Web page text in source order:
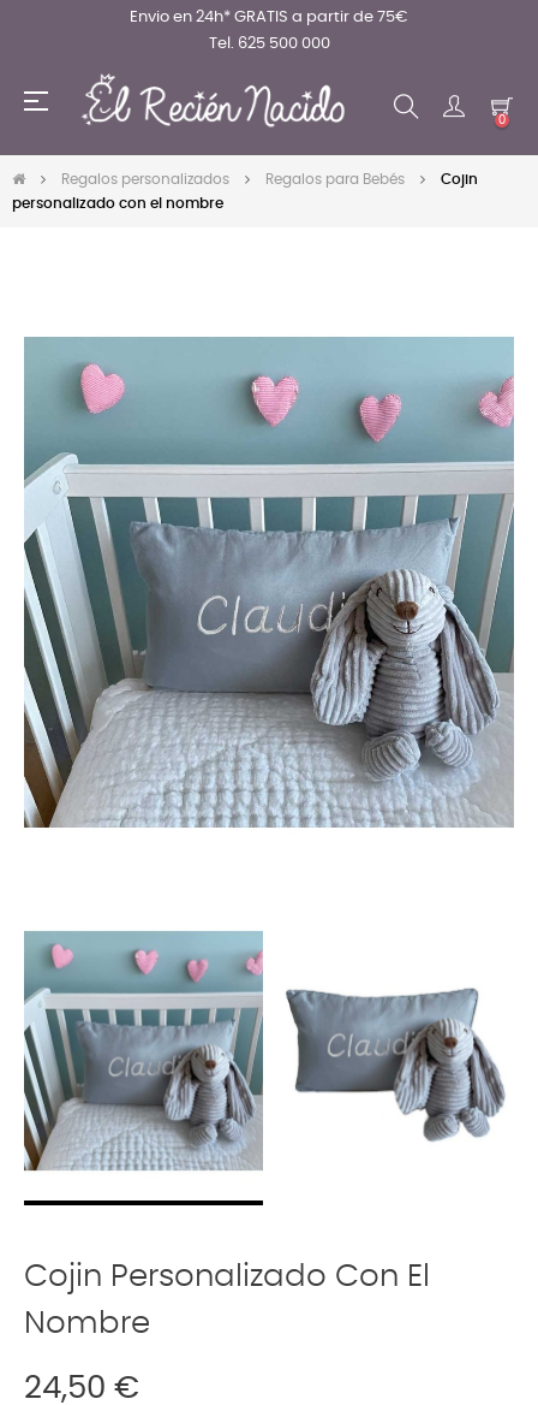
Envio en 24h* GRATIS a partir de 75€
Tel. 625 500 000
Navegación
☰
0
Regalos personalizados Regalos para Bebés
Cojin
personalizado con el nombre
Cojin Personalizado Con El
Nombre
24,50 €